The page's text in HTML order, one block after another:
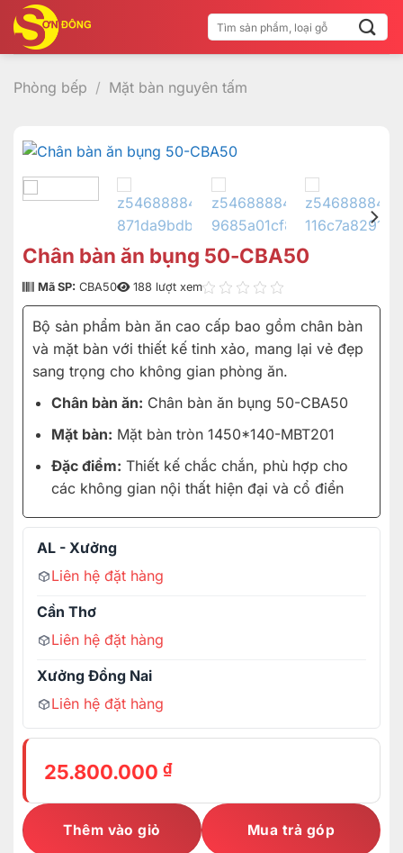
qua
nội
dung
Tìm
kiếm:
Phòng bếp / Mặt bàn nguyên tấm
Chân bàn ăn bụng 50-CBA50
Mã SP: CBA50 188 lượt xem
Bộ sản phẩm bàn ăn cao cấp bao gồm chân bàn
và mặt bàn với thiết kế tinh xảo, mang lại vẻ đẹp
sang trọng cho không gian phòng ăn.
Chân bàn ăn: Chân bàn ăn bụng 50-CBA50
Mặt bàn: Mặt bàn tròn 1450*140-MBT201
Đặc điểm: Thiết kế chắc chắn, phù hợp cho
các không gian nội thất hiện đại và cổ điển
AL - Xưởng
Liên hệ đặt hàng
Cần Thơ
Liên hệ đặt hàng
Xưởng Đồng Nai
Liên hệ đặt hàng
25.800.000 ₫
Thêm vào giỏ Mua trả góp